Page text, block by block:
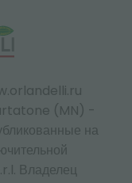
(MN) -
на
Владелец